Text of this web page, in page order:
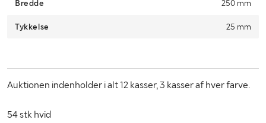
Bredde 250 mm
Tykkelse 25 mm
Auktionen indenholder i alt 12 kasser, 3 kasser af hver farve.
54 stk hvid